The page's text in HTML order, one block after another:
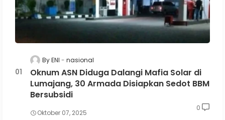
By ENI nasional
Oknum ASN Diduga Dalangi Mafia Solar di
Lumajang, 30 Armada Disiapkan Sedot BBM
Bersubsidi
Oktober 07, 2025
0